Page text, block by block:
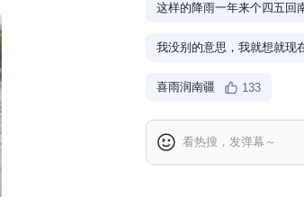
这样的降雨一年来个四五回
我没别的意思，我就想就现
133
喜雨润南疆
新疆大粮仓正在赶来